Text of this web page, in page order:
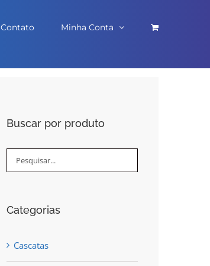
Contato Minha Conta
Buscar por produto
Categorias
Cascatas